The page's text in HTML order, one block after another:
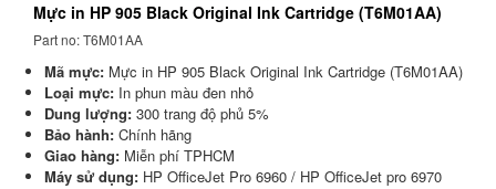
Mực in HP 905 Black Original Ink Cartridge (T6M01AA)
Part no: T6M01AA
Mã mực: Mực in HP 905 Black Original Ink Cartridge (T6M01AA)
Loại mực: In phun màu đen nhỏ
Dung lượng: 300 trang độ phủ 5%
Bảo hành: Chính hãng
Giao hàng: Miễn phí TPHCM
Máy sử dụng: HP OfficeJet Pro 6960 / HP OfficeJet pro 6970